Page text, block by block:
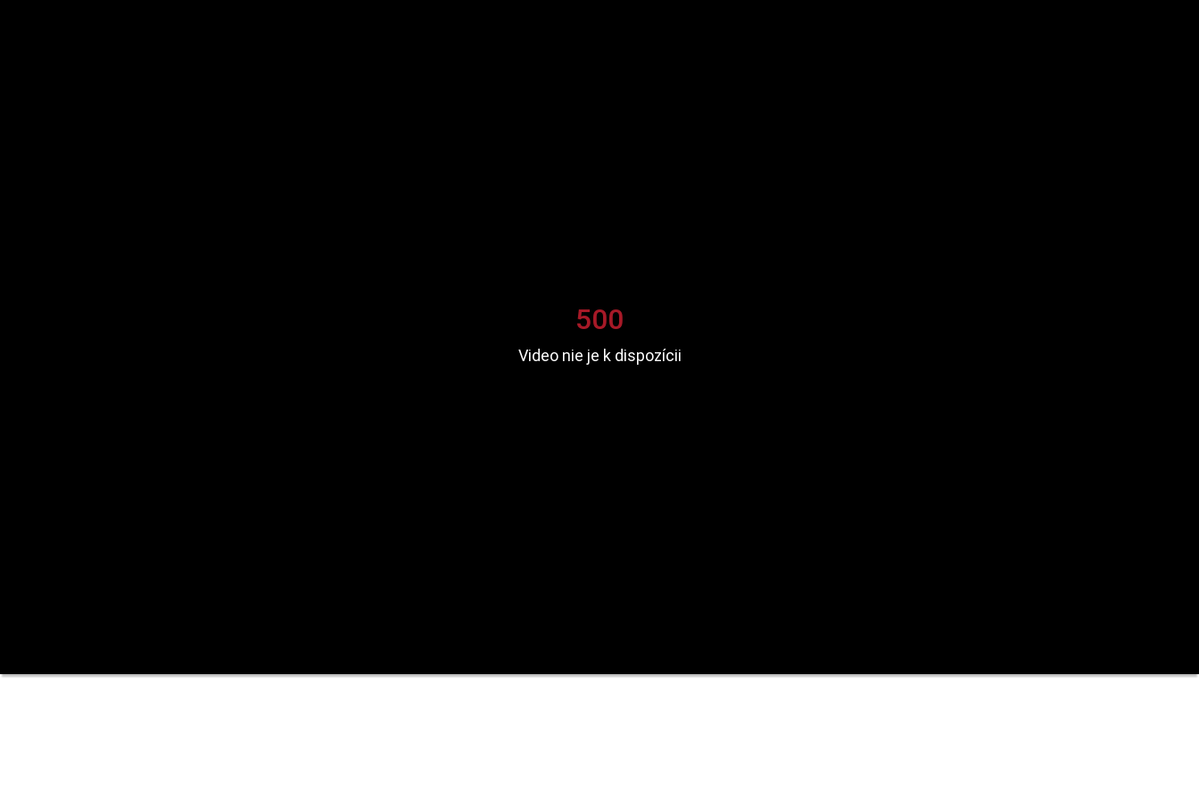
500
Video nie je k dispozícii